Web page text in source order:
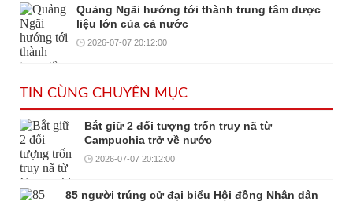
Quảng Ngãi hướng tới thành trung tâm dược
liệu lớn của cả nước
2026-07-07 20:12:00
TIN CÙNG CHUYÊN MỤC
Bắt giữ 2 đối tượng trốn truy nã từ
Campuchia trở về nước
2026-07-07 20:12:00
85 người trúng cử đại biểu Hội đồng Nhân dân